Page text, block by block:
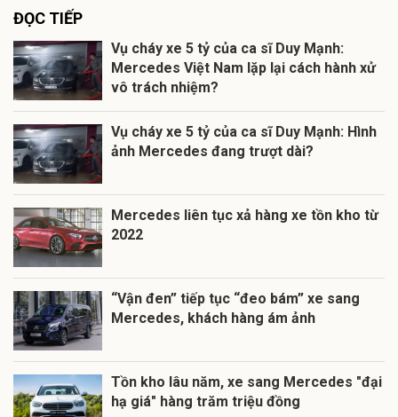
ĐỌC TIẾP
Vụ cháy xe 5 tỷ của ca sĩ Duy Mạnh:
Mercedes Việt Nam lặp lại cách hành xử
vô trách nhiệm?
Vụ cháy xe 5 tỷ của ca sĩ Duy Mạnh: Hình
ảnh Mercedes đang trượt dài?
Mercedes liên tục xả hàng xe tồn kho từ
2022
“Vận đen” tiếp tục “đeo bám” xe sang
Mercedes, khách hàng ám ảnh
Tồn kho lâu năm, xe sang Mercedes "đại
hạ giá" hàng trăm triệu đồng